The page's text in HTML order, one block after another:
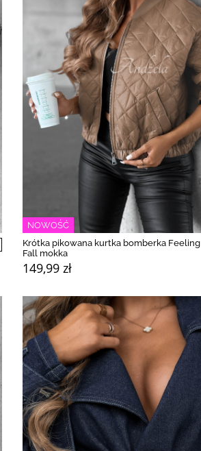
NOWOŚĆ
Krótka pikowana kurtka bomberka Feeling
Fall mokka
149,99 zł